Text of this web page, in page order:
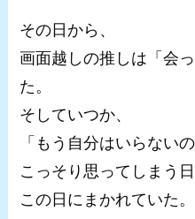
その日から、
画面越しの推しは「会
た。
そしていつか、
「もう自分はいらない
こっそり思ってしまう日
この日にまかれていた。